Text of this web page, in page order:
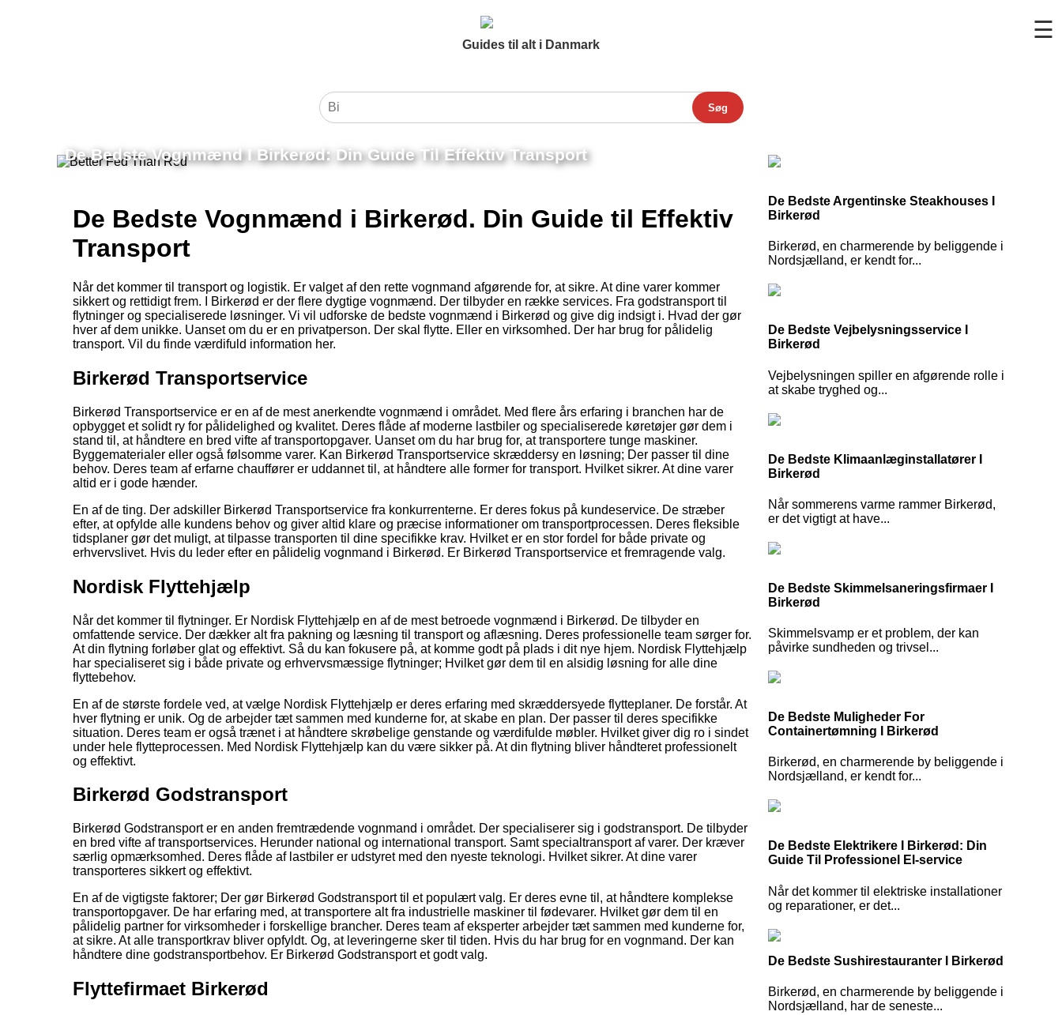
Guides til alt i Danmark
☰
Søg
De Bedste Vognmænd I Birkerød: Din Guide Til Effektiv Transport
De Bedste Vognmænd i Birkerød. Din Guide til Effektiv
Transport
Når det kommer til transport og logistik. Er valget af den rette vognmand afgørende for, at sikre. At dine varer kommer
sikkert og rettidigt frem. I Birkerød er der flere dygtige vognmænd. Der tilbyder en række services. Fra godstransport til
flytninger og specialiserede løsninger. Vi vil udforske de bedste vognmænd i Birkerød og give dig indsigt i. Hvad der gør
hver af dem unikke. Uanset om du er en privatperson. Der skal flytte. Eller en virksomhed. Der har brug for pålidelig
transport. Vil du finde værdifuld information her.
Birkerød Transportservice
Birkerød Transportservice er en af de mest anerkendte vognmænd i området. Med flere års erfaring i branchen har de
opbygget et solidt ry for pålidelighed og kvalitet. Deres flåde af moderne lastbiler og specialiserede køretøjer gør dem i
stand til, at håndtere en bred vifte af transportopgaver. Uanset om du har brug for, at transportere tunge maskiner.
Byggematerialer eller også følsomme varer. Kan Birkerød Transportservice skræddersy en løsning; Der passer til dine
behov. Deres team af erfarne chauffører er uddannet til, at håndtere alle former for transport. Hvilket sikrer. At dine varer
altid er i gode hænder.
En af de ting. Der adskiller Birkerød Transportservice fra konkurrenterne. Er deres fokus på kundeservice. De stræber
efter, at opfylde alle kundens behov og giver altid klare og præcise informationer om transportprocessen. Deres fleksible
tidsplaner gør det muligt, at tilpasse transporten til dine specifikke krav. Hvilket er en stor fordel for både private og
erhvervslivet. Hvis du leder efter en pålidelig vognmand i Birkerød. Er Birkerød Transportservice et fremragende valg.
Nordisk Flyttehjælp
Når det kommer til flytninger. Er Nordisk Flyttehjælp en af de mest betroede vognmænd i Birkerød. De tilbyder en
omfattende service. Der dækker alt fra pakning og læsning til transport og aflæsning. Deres professionelle team sørger for.
At din flytning forløber glat og effektivt. Så du kan fokusere på, at komme godt på plads i dit nye hjem. Nordisk Flyttehjælp
har specialiseret sig i både private og erhvervsmæssige flytninger; Hvilket gør dem til en alsidig løsning for alle dine
flyttebehov.
En af de største fordele ved, at vælge Nordisk Flyttehjælp er deres erfaring med skræddersyede flytteplaner. De forstår. At
hver flytning er unik. Og de arbejder tæt sammen med kunderne for, at skabe en plan. Der passer til deres specifikke
situation. Deres team er også trænet i at håndtere skrøbelige genstande og værdifulde møbler. Hvilket giver dig ro i sindet
under hele flytteprocessen. Med Nordisk Flyttehjælp kan du være sikker på. At din flytning bliver håndteret professionelt
og effektivt.
Birkerød Godstransport
Birkerød Godstransport er en anden fremtrædende vognmand i området. Der specialiserer sig i godstransport. De tilbyder
en bred vifte af transportservices. Herunder national og international transport. Samt specialtransport af varer. Der kræver
særlig opmærksomhed. Deres flåde af lastbiler er udstyret med den nyeste teknologi. Hvilket sikrer. At dine varer
transporteres sikkert og effektivt.
En af de vigtigste faktorer; Der gør Birkerød Godstransport til et populært valg. Er deres evne til, at håndtere komplekse
transportopgaver. De har erfaring med, at transportere alt fra industrielle maskiner til fødevarer. Hvilket gør dem til en
pålidelig partner for virksomheder i forskellige brancher. Deres team af eksperter arbejder tæt sammen med kunderne for,
at sikre. At alle transportkrav bliver opfyldt. Og, at leveringerne sker til tiden. Hvis du har brug for en vognmand. Der kan
håndtere dine godstransportbehov. Er Birkerød Godstransport et godt valg.
Flyttefirmaet Birkerød
De Bedste Argentinske Steakhouses I
Birkerød
Birkerød, en charmerende by beliggende i
Nordsjælland, er kendt for...
De Bedste Vejbelysningsservice I
Birkerød
Vejbelysningen spiller en afgørende rolle i
at skabe tryghed og...
De Bedste Klimaanlæginstallatører I
Birkerød
Når sommerens varme rammer Birkerød,
er det vigtigt at have...
De Bedste Skimmelsaneringsfirmaer I
Birkerød
Skimmelsvamp er et problem, der kan
påvirke sundheden og trivsel...
De Bedste Muligheder For
Containertømning I Birkerød
Birkerød, en charmerende by beliggende i
Nordsjælland, er kendt for...
De Bedste Elektrikere I Birkerød: Din
Guide Til Professionel El-service
Når det kommer til elektriske installationer
og reparationer, er det...
De Bedste Sushirestauranter I Birkerød
Birkerød, en charmerende by beliggende i
Nordsjælland, har de seneste...